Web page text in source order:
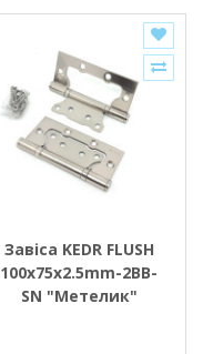
Завіса KEDR FLUSH
100x75x2.5mm-2BB-
SN "Метелик"